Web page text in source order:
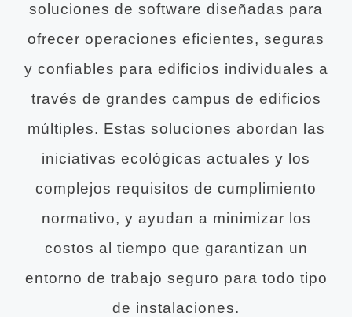
soluciones de software diseñadas para
ofrecer operaciones eficientes, seguras
y confiables para edificios individuales a
través de grandes campus de edificios
múltiples. Estas soluciones abordan las
iniciativas ecológicas actuales y los
complejos requisitos de cumplimiento
normativo, y ayudan a minimizar los
costos al tiempo que garantizan un
entorno de trabajo seguro para todo tipo
de instalaciones.